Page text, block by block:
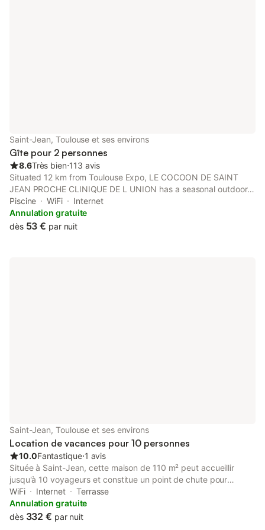
Saint-Jean, Toulouse et ses environs
Gîte pour 2 personnes
8.6Très bien⋅113 avis
Situated 12 km from Toulouse Expo, LE COCOON DE SAINT
JEAN PROCHE CLINIQUE DE L UNION has a seasonal outdoor
pool, free WiFi, and free private parking for guests who drive.
Piscine WiFi
Internet
Annulation gratuite
dès 53 € par nuit
Saint-Jean, Toulouse et ses environs
Location de vacances pour 10 personnes
10.0Fantastique⋅1 avis
Située à Saint-Jean, cette maison de 110 m² peut accueillir
jusqu'à 10 voyageurs et constitue un point de chute pour
explorer les environs. La propriété se trouve à 1,5 km du centre-
ville et de L'Union, tandis que le lac et la gare ferroviaire sont
accessibles à 2,5 km. L'intérieur est réparti sur 4 chambres,
WiFi Internet
Terrasse
Annulation gratuite
dès 332 € par nuit